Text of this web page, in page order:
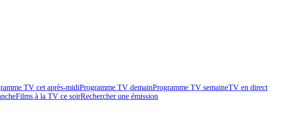
TV cet après-midiProgramme TV demainProgramme TV semaineTV en direct
Films à la TV ce soirRechercher une émission